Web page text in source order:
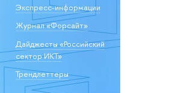
Экспресс-информации
Журнал «Форсайт»
Дайджесты «Российский
сектор ИКТ»
Трендлеттеры